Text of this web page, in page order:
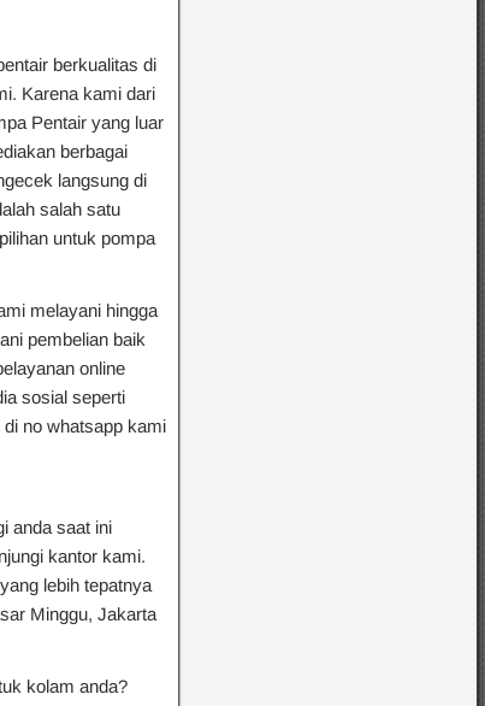
berkualitas di
Karena kami dari
Pentair yang luar
berbagai
langsung di
salah satu
untuk pompa
melayani hingga
pembelian baik
online
sosial seperti
no whatsapp kami
anda saat ini
kantor kami.
lebih tepatnya
Minggu, Jakarta
kolam anda?